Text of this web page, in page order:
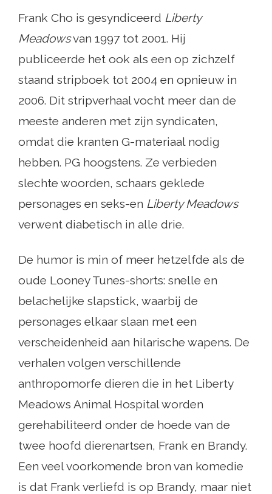
Frank Cho is gesyndiceerd Liberty
Meadowsvan 1997 tot 2001. Hij
publiceerde het ook als een op zichzelf
staand stripboek tot 2004 en opnieuw in
2006. Dit stripverhaal vocht meer dan de
meeste anderen met zijn syndicaten,
omdat die kranten G-materiaal nodig
hebben. PG hoogstens. Ze verbieden
slechte woorden, schaars geklede
personages en seks-en Liberty Meadows
verwent diabetisch in alle drie.
De humor is min of meer hetzelfde als de
oude Looney Tunes-shorts: snelle en
belachelijke slapstick, waarbij de
personages elkaar slaan met een
verscheidenheid aan hilarische wapens. De
verhalen volgen verschillende
anthropomorfe dieren die in het Liberty
Meadows Animal Hospital worden
gerehabiliteerd onder de hoede van de
twee hoofd dierenartsen, Frank en Brandy.
Een veel voorkomende bron van komedie
is dat Frank verliefd is op Brandy, maar niet